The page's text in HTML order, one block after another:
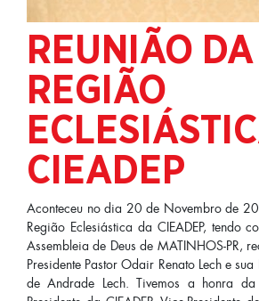
REUNIÃO
REGIÃO
CIEADEP
Aconteceu no dia 20 de Novembro de
Região Eclesiástica da CIEADEP, tendo
Assembleia de Deus de MATINHOS-PR,
Presidente Pastor Odair Renato Lech e
de Andrade Lech. Tivemos a honra